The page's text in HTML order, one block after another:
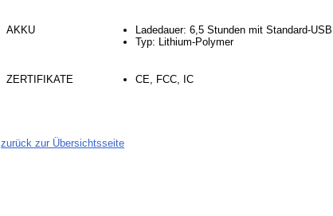
AKKU
Ladedauer: 6,5 Stunden mit Standard-USB
Typ: Lithium-Polymer
ZERTIFIKATE CE, FCC, IC
zurück zur Übersichtsseite